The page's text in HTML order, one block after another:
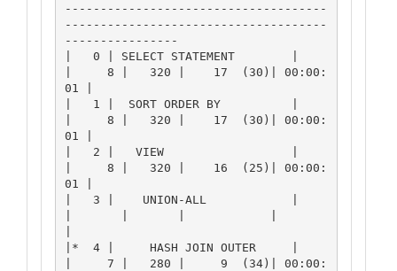
-------------------------------------
-------------------------------------
----------------
|   0 | SELECT STATEMENT        |
|     8 |   320 |    17  (30)| 00:00:
01 |
|   1 |  SORT ORDER BY          |
|     8 |   320 |    17  (30)| 00:00:
01 |
|   2 |   VIEW                  |
|     8 |   320 |    16  (25)| 00:00:
01 |
|   3 |    UNION-ALL            |
|*  4 |     HASH JOIN OUTER     |
|     7 |   280 |     9  (34)| 00:00: